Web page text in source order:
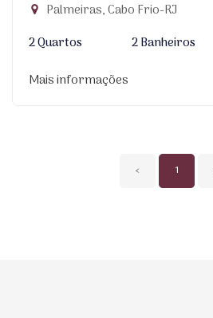
Palmeiras, Cabo Frio-RJ
2 Quartos
2 Banheiros
Mais informações
‹ 1